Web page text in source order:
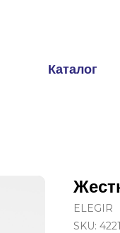
Каталог
ELEGIR
SKU: